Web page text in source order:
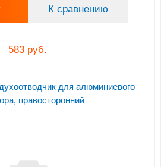
К сравнению
583 руб.
для алюминиевого
правoсторонний